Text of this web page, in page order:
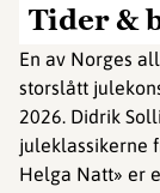
Tider &
En av Norges
storslått
2026. Didrik
juleklassikerne
Helga Natt» er